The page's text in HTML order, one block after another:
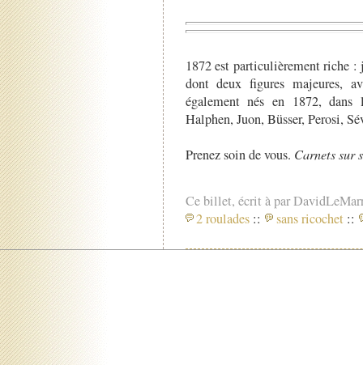
1872 est particulièrement riche :
dont deux figures majeures,
également nés en 1872, dans
Halphen, Juon, Büsser, Perosi,
Prenez soin de vous. Carnets sur
Ce billet, écrit à par
2 roulades :: sans ricochet ::